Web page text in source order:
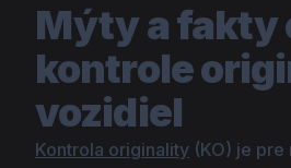
Mýty a fakty
kontrole
vozidiel
Kontrola originality (KO) je pre